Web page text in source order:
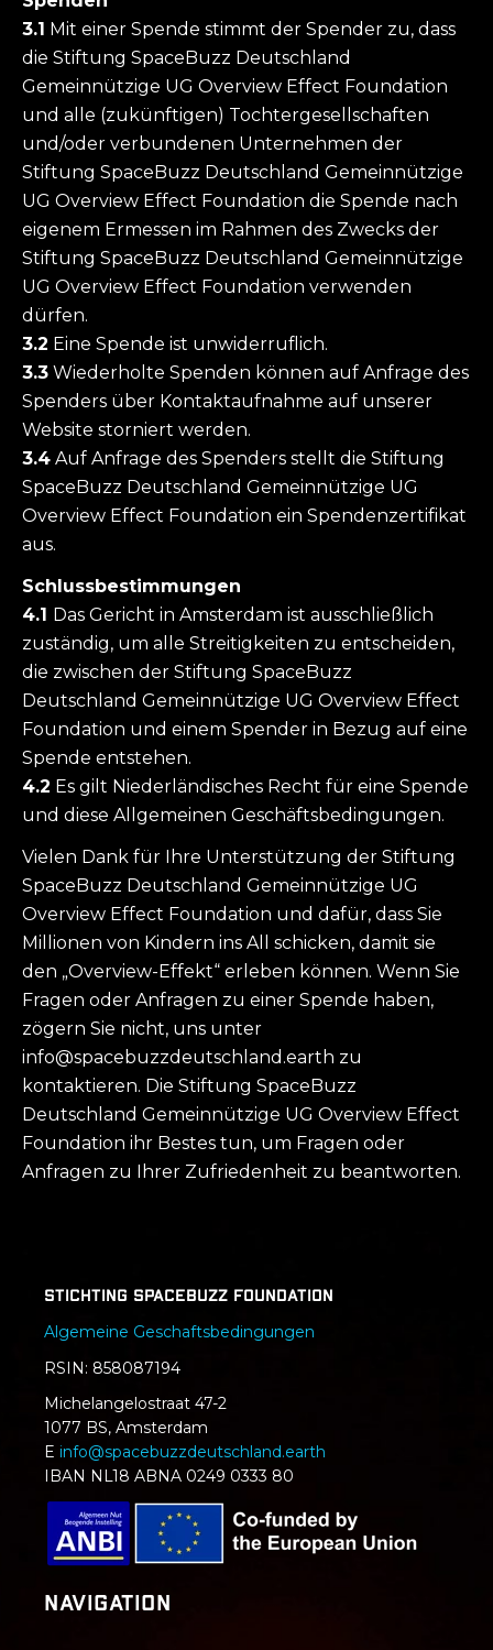
3.1 Mit einer Spende stimmt der Spender zu, dass
die Stiftung SpaceBuzz Deutschland
Gemeinnützige UG Overview Effect Foundation
und alle (zukünftigen) Tochtergesellschaften
und/oder verbundenen Unternehmen der
Stiftung SpaceBuzz Deutschland Gemeinnützige
UG Overview Effect Foundation die Spende nach
eigenem Ermessen im Rahmen des Zwecks der
Stiftung SpaceBuzz Deutschland Gemeinnützige
UG Overview Effect Foundation verwenden
dürfen.
3.2 Eine Spende ist unwiderruflich.
3.3 Wiederholte Spenden können auf Anfrage des
Spenders über Kontaktaufnahme auf unserer
Website storniert werden.
3.4 Auf Anfrage des Spenders stellt die Stiftung
SpaceBuzz Deutschland Gemeinnützige UG
Overview Effect Foundation ein Spendenzertifikat
aus.
Schlussbestimmungen
4.1 Das Gericht in Amsterdam ist ausschließlich
zuständig, um alle Streitigkeiten zu entscheiden,
die zwischen der Stiftung SpaceBuzz
Deutschland Gemeinnützige UG Overview Effect
Foundation und einem Spender in Bezug auf eine
Spende entstehen.
4.2 Es gilt Niederländisches Recht für eine Spende
und diese Allgemeinen Geschäftsbedingungen.
Vielen Dank für Ihre Unterstützung der Stiftung
SpaceBuzz Deutschland Gemeinnützige UG
Overview Effect Foundation und dafür, dass Sie
Millionen von Kindern ins All schicken, damit sie
den „Overview-Effekt“ erleben können. Wenn Sie
Fragen oder Anfragen zu einer Spende haben,
zögern Sie nicht, uns unter
info@spacebuzzdeutschland.earth zu
kontaktieren. Die Stiftung SpaceBuzz
Deutschland Gemeinnützige UG Overview Effect
Foundation ihr Bestes tun, um Fragen oder
Anfragen zu Ihrer Zufriedenheit zu beantworten.
Stichting SpaceBuzz Foundation
Algemeine Geschaftsbedingungen
RSIN: 858087194
Michelangelostraat 47-2
1077 BS, Amsterdam
E info@spacebuzzdeutschland.earth
IBAN NL18 ABNA 0249 0333 80
Navigation